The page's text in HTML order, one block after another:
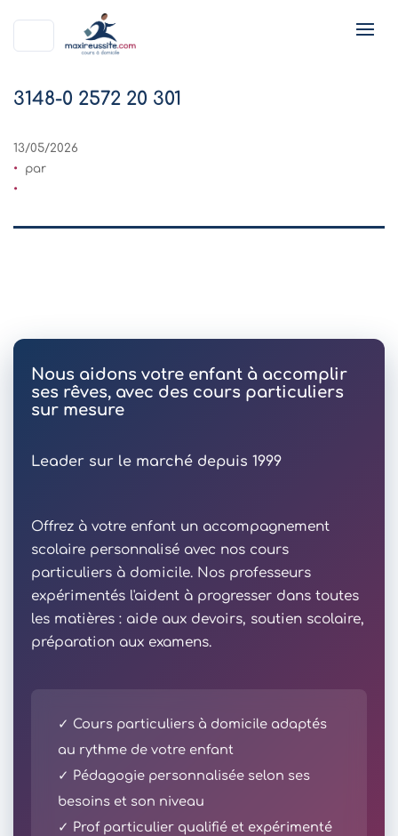
3148-0 2572 20 301
13/05/2026
par
Nous aidons votre enfant à accomplir
ses rêves, avec des cours particuliers
sur mesure
Leader sur le marché depuis 1999
Offrez à votre enfant un accompagnement
scolaire personnalisé avec nos cours
particuliers à domicile. Nos professeurs
expérimentés l'aident à progresser dans toutes
les matières : aide aux devoirs, soutien scolaire,
préparation aux examens.
✓ Cours particuliers à domicile adaptés
au rythme de votre enfant
✓ Pédagogie personnalisée selon ses
besoins et son niveau
✓ Prof particulier qualifié et expérimenté